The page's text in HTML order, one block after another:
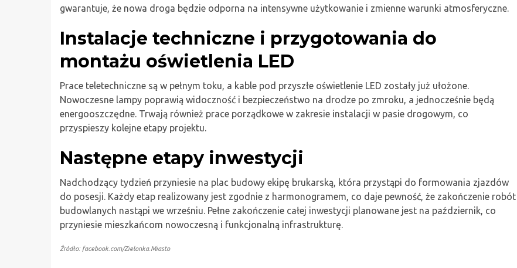
gwarantuje, że nowa droga będzie odporna na intensywne użytkowanie i zmienne warunki atmosferyczne.
Instalacje techniczne i przygotowania do
montażu oświetlenia LED
Prace teletechniczne są w pełnym toku, a kable pod przyszłe oświetlenie LED zostały już ułożone.
Nowoczesne lampy poprawią widoczność i bezpieczeństwo na drodze po zmroku, a jednocześnie będą
energooszczędne. Trwają również prace porządkowe w zakresie instalacji w pasie drogowym, co
przyspieszy kolejne etapy projektu.
Następne etapy inwestycji
Nadchodzący tydzień przyniesie na plac budowy ekipę brukarską, która przystąpi do formowania zjazdów
do posesji. Każdy etap realizowany jest zgodnie z harmonogramem, co daje pewność, że zakończenie robót
budowlanych nastąpi we wrześniu. Pełne zakończenie całej inwestycji planowane jest na październik, co
przyniesie mieszkańcom nowoczesną i funkcjonalną infrastrukturę.
Źródło: facebook.com/Zielonka.Miasto